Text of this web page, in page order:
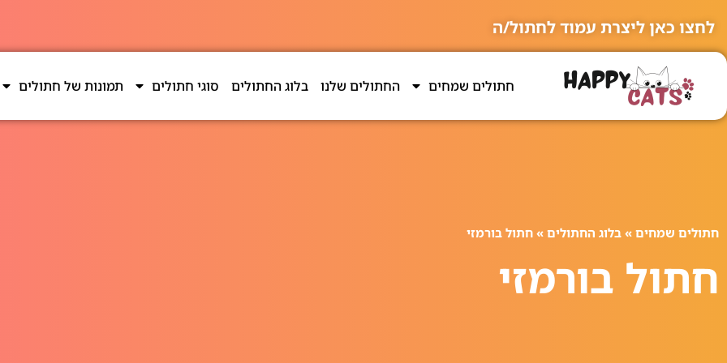
לחצו כאן ליצרת עמוד לחתול/ה
חתולים שמחים החתולים שלנו בלוג החתולים סוגי חתולים תמונות של חתולים
חתולים שמחים » בלוג החתולים » חתול בורמזי
חתול בורמזי